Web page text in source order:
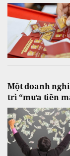
Một doanh
trì “mưa tiền